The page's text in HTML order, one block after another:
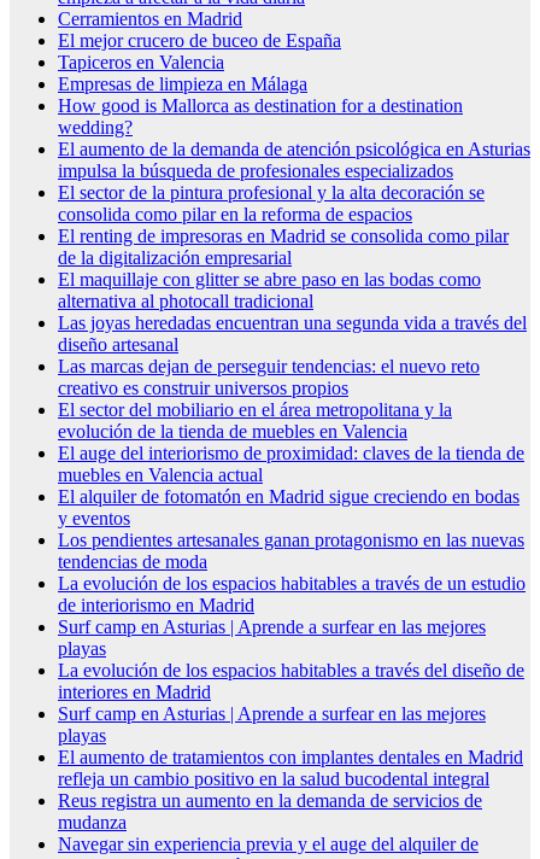
Cerramientos en Madrid
El mejor crucero de buceo de España
Tapiceros en Valencia
Empresas de limpieza en Málaga
How good is Mallorca as destination for a destination
wedding?
El aumento de la demanda de atención psicológica en Asturias
impulsa la búsqueda de profesionales especializados
El sector de la pintura profesional y la alta decoración se
consolida como pilar en la reforma de espacios
El renting de impresoras en Madrid se consolida como pilar
de la digitalización empresarial
El maquillaje con glitter se abre paso en las bodas como
alternativa al photocall tradicional
Las joyas heredadas encuentran una segunda vida a través del
diseño artesanal
Las marcas dejan de perseguir tendencias: el nuevo reto
creativo es construir universos propios
El sector del mobiliario en el área metropolitana y la
evolución de la tienda de muebles en Valencia
El auge del interiorismo de proximidad: claves de la tienda de
muebles en Valencia actual
El alquiler de fotomatón en Madrid sigue creciendo en bodas
y eventos
Los pendientes artesanales ganan protagonismo en las nuevas
tendencias de moda
La evolución de los espacios habitables a través de un estudio
de interiorismo en Madrid
Surf camp en Asturias | Aprende a surfear en las mejores
playas
La evolución de los espacios habitables a través del diseño de
interiores en Madrid
Surf camp en Asturias | Aprende a surfear en las mejores
playas
El aumento de tratamientos con implantes dentales en Madrid
refleja un cambio positivo en la salud bucodental integral
Reus registra un aumento en la demanda de servicios de
mudanza
Navegar sin experiencia previa y el auge del alquiler de